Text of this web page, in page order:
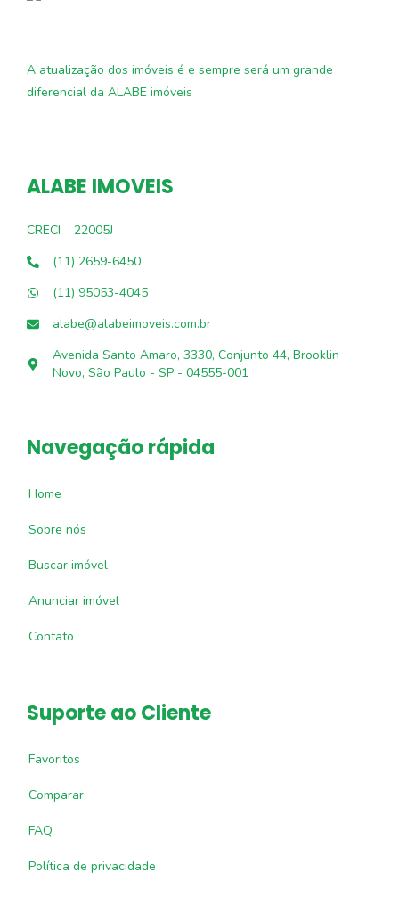
A atualização dos imóveis é e sempre será um grande
diferencial da ALABE imóveis
ALABE IMOVEIS
CRECI
22005J
(11) 2659-6450
(11) 95053-4045
alabe@alabeimoveis.com.br
Avenida Santo Amaro, 3330, Conjunto 44, Brooklin
Novo, São Paulo - SP - 04555-001
Navegação rápida
Home
Sobre nós
Buscar imóvel
Anunciar imóvel
Contato
Suporte ao Cliente
Favoritos
Comparar
FAQ
Política de privacidade